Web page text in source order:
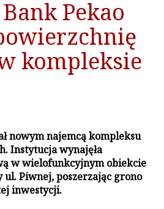
Pekao
kompleksie
nowym najemcą kompleksu
Instytucja wynajęła
w wielofunkcyjnym obiekcie
Piwnej, poszerzając grono
inwestycji.